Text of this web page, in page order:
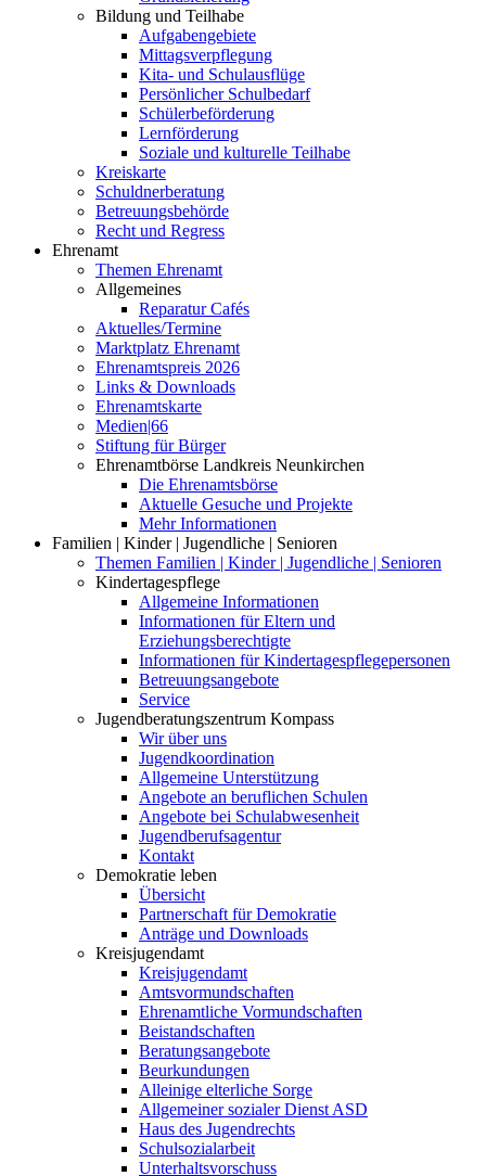
Bildung und Teilhabe
Aufgabengebiete
Mittagsverpflegung
Kita- und Schulausflüge
Persönlicher Schulbedarf
Schülerbeförderung
Lernförderung
Soziale und kulturelle Teilhabe
Kreiskarte
Schuldnerberatung
Betreuungsbehörde
Recht und Regress
Ehrenamt
Themen Ehrenamt
Allgemeines
Reparatur Cafés
Aktuelles/Termine
Marktplatz Ehrenamt
Ehrenamtspreis 2026
Links & Downloads
Ehrenamtskarte
Medien|66
Stiftung für Bürger
Ehrenamtbörse Landkreis Neunkirchen
Die Ehrenamtsbörse
Aktuelle Gesuche und Projekte
Mehr Informationen
Familien | Kinder | Jugendliche | Senioren
Themen Familien | Kinder | Jugendliche | Senioren
Kindertagespflege
Allgemeine Informationen
Informationen für Eltern und
Erziehungsberechtigte
Informationen für Kindertagespflegepersonen
Betreuungsangebote
Service
Jugendberatungszentrum Kompass
Wir über uns
Jugendkoordination
Allgemeine Unterstützung
Angebote an beruflichen Schulen
Angebote bei Schulabwesenheit
Jugendberufsagentur
Kontakt
Demokratie leben
Übersicht
Partnerschaft für Demokratie
Anträge und Downloads
Kreisjugendamt
Kreisjugendamt
Amtsvormundschaften
Ehrenamtliche Vormundschaften
Beistandschaften
Beratungsangebote
Beurkundungen
Alleinige elterliche Sorge
Allgemeiner sozialer Dienst ASD
Haus des Jugendrechts
Schulsozialarbeit
Unterhaltsvorschuss